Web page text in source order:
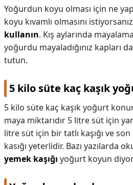
Yoğurdun koyu olması için ne
koyu kıvamlı olmasını istiyorsanız
kullanın. Kış aylarında
yoğurdu mayaladığınız kapları
tutun.
5 kilo süte kaç kaşık
5 kilo süte kaç kaşık yoğurt
maya miktarıdır 5 litre süt için
litre süt için bir tatlı kaşığı ve
kasığı yeterlidir. Bazı yazılarda
yemek kaşığı yoğurt koyun